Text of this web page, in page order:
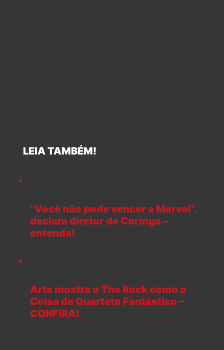
LEIA TAMBÉM!
“Você não pode vencer a Marvel”,
declara diretor de Coringa –
entenda!
Arte mostra o The Rock como o
Coisa de Quarteto Fantástico –
CONFIRA!